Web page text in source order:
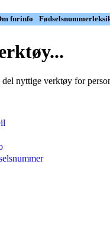
fnrinfo
nyttige verktøy for